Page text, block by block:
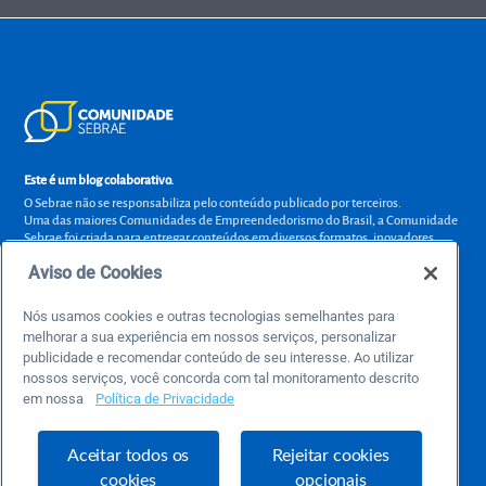
Este é um blog colaborativo.
O Sebrae não se responsabiliza pelo conteúdo publicado por terceiros.
Uma das maiores Comunidades de Empreendedorismo do Brasil, a Comunidade
Sebrae foi criada para entregar conteúdos em diversos formatos, inovadores,
E claro, conte sempre com o Sebrae/PR, em todos os momentos de sua vida
Precisa de ajuda?
Central de Relacionamento 0800 570 0800
de segunda a sexta das 8h às 20h e pelos canais digitais até 00h
Aviso de Cookies
Nós usamos cookies e outras tecnologias semelhantes para
melhorar a sua experiência em nossos serviços, personalizar
publicidade e recomendar conteúdo de seu interesse. Ao utilizar
nossos serviços, você concorda com tal monitoramento descrito
em nossa
Política de Privacidade
Aceitar todos os
cookies
Rejeitar cookies
opcionais